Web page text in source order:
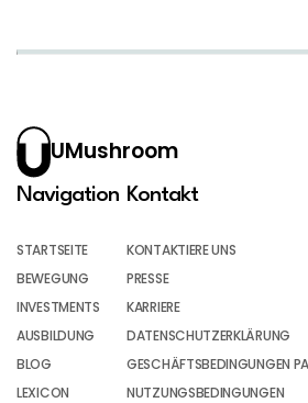
UMushroom
Navigation
STARTSEITE
BEWEGUNG
INVESTMENTS
AUSBILDUNG
BLOG
LEXICON
Kontakt
KONTAKTIERE UNS
PRESSE
KARRIERE
DATENSCHUTZERKLÄRUNG
GESCHÄFTSBEDINGUNGEN
NUTZUNGSBEDINGUNGEN